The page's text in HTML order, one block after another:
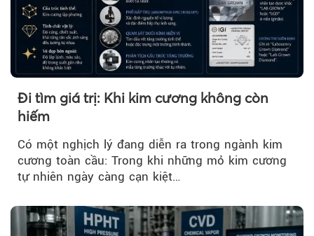
Đi tìm giá trị: Khi kim cương không còn
hiếm
Có một nghịch lý đang diễn ra trong ngành kim
cương toàn cầu: Trong khi những mỏ kim cương
tự nhiên ngày càng cạn kiệt…